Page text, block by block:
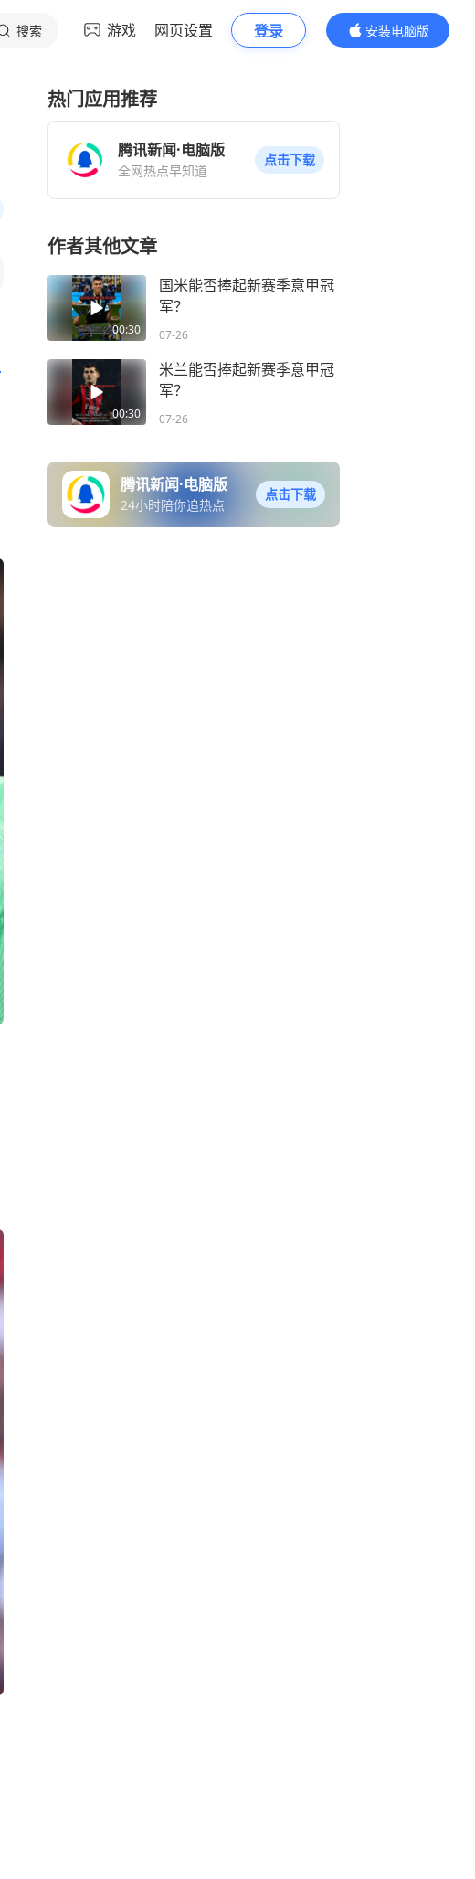
搜索 游戏 网页设置 登录
安装电脑版
内容更精彩
热门应用推荐
腾讯新闻·电脑版
全网热点早知道
点击下载
作者其他文章
00:30
国米能否捧起新赛季意甲冠
军？
07-26
00:30
米兰能否捧起新赛季意甲冠
军？
07-26
腾讯新闻·电脑版
24小时陪你追热点
点击下载